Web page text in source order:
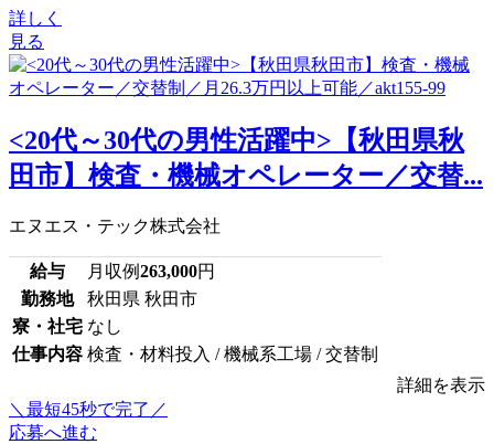
詳しく
見る
<20代～30代の男性活躍中>【秋田県秋
田市】検査・機械オペレーター／交替...
エヌエス・テック株式会社
給与 月収例263,000円
勤務地
秋田県 秋田市
寮・社宅 なし
仕事内容 検査・材料投入 / 機械系工場 / 交替制
詳細を表示
＼最短45秒で完了／
応募へ進む